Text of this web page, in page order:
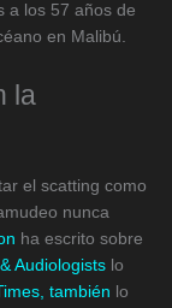
a los 57 años de
en Malibú.
la
el scatting como
nunca
ha escrito sobre
Audiologists lo
también lo